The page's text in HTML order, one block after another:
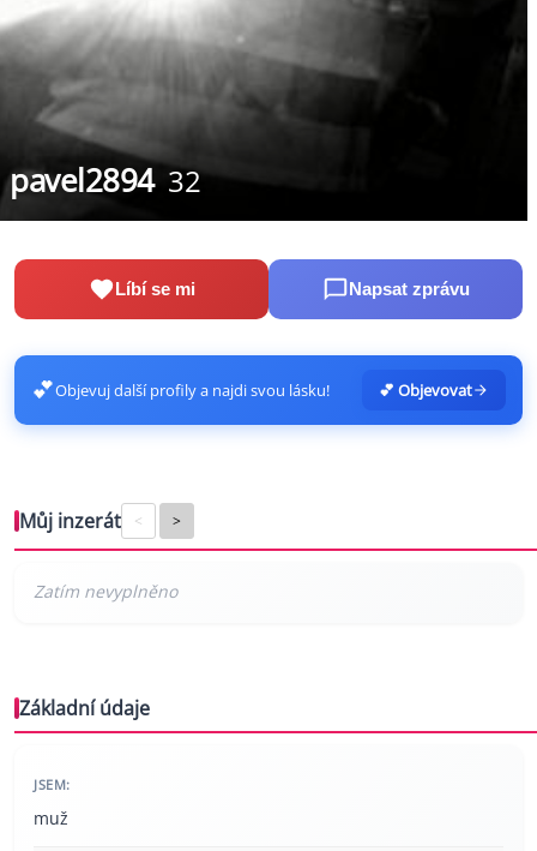
pavel2894 32
Líbí se mi Napsat zprávu
💕Objevuj další profily a najdi svou lásku! 💕 Objevovat
Můj inzerát < >
Základní údaje
JSEM:
muž